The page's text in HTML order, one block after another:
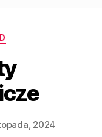
2024